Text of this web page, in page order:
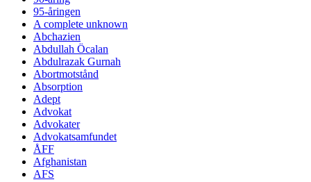
95-åringen
A complete unknown
Abchazien
Abdullah Öcalan
Abdulrazak Gurnah
Abortmotstånd
Absorption
Adept
Advokat
Advokater
Advokatsamfundet
ÅFF
Afghanistan
AFS